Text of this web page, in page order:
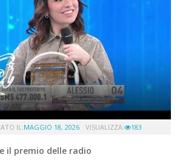
IL:MAGGIO 18, 2026 VISUALIZZA: 183
il premio delle radio